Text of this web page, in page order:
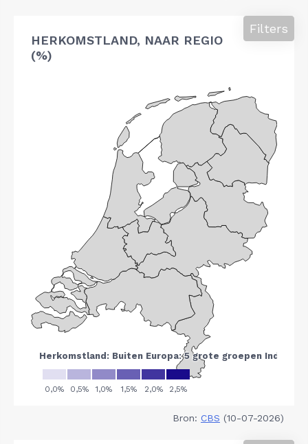
HERKOMSTLAND, NAAR REGIO
(%)
Filters
Bron: CBS (10-07-2026)